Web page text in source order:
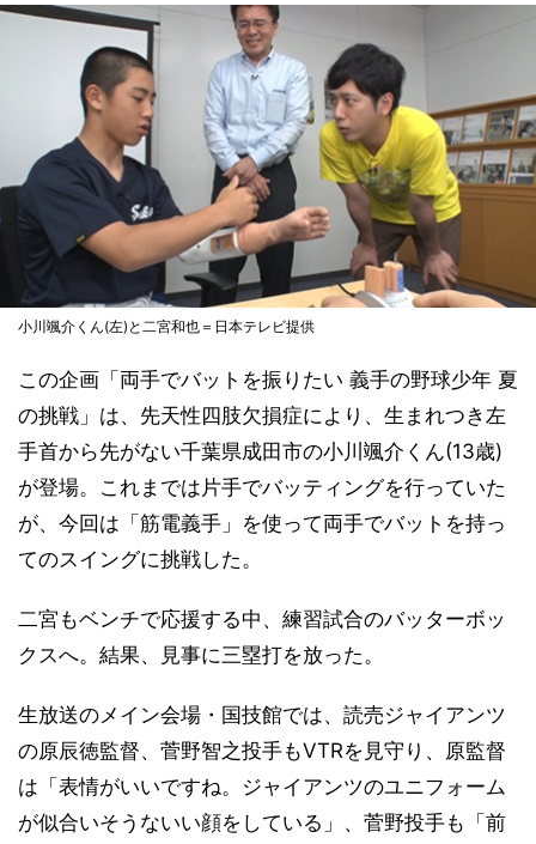
小川颯介くん(左)と二宮和也＝日本テレビ提供
この企画「両手でバットを振りたい 義手の野球少年 夏
の挑戦」は、先天性四肢欠損症により、生まれつき左
手首から先がない千葉県成田市の小川颯介くん(13歳)
が登場。これまでは片手でバッティングを行っていた
が、今回は「筋電義手」を使って両手でバットを持っ
てのスイングに挑戦した。
二宮もベンチで応援する中、練習試合のバッターボッ
クスへ。結果、見事に三塁打を放った。
生放送のメイン会場・国技館では、読売ジャイアンツ
の原辰徳監督、菅野智之投手もVTRを見守り、原監督
は「表情がいいですね。ジャイアンツのユニフォーム
が似合いそうないい顔をしている」、菅野投手も「前